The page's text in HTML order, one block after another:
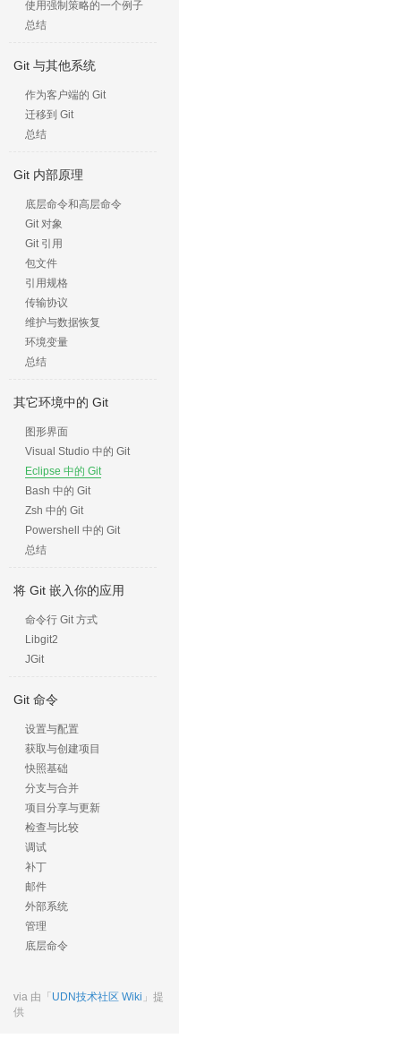
使用强制策略的一个例子
总结
Git 与其他系统
作为客户端的 Git
迁移到 Git
总结
Git 内部原理
底层命令和高层命令
Git 对象
Git 引用
包文件
引用规格
传输协议
维护与数据恢复
环境变量
总结
其它环境中的 Git
图形界面
Visual Studio 中的 Git
Eclipse 中的 Git
Bash 中的 Git
Zsh 中的 Git
Powershell 中的 Git
总结
将 Git 嵌入你的应用
命令行 Git 方式
Libgit2
JGit
Git 命令
设置与配置
获取与创建项目
快照基础
分支与合并
项目分享与更新
检查与比较
调试
补丁
邮件
外部系统
管理
底层命令
via 由「 UDN技术社区 Wiki 」提
供